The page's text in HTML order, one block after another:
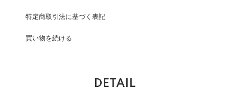
特定商取引法に基づく表記
買い物を続ける
DETAIL